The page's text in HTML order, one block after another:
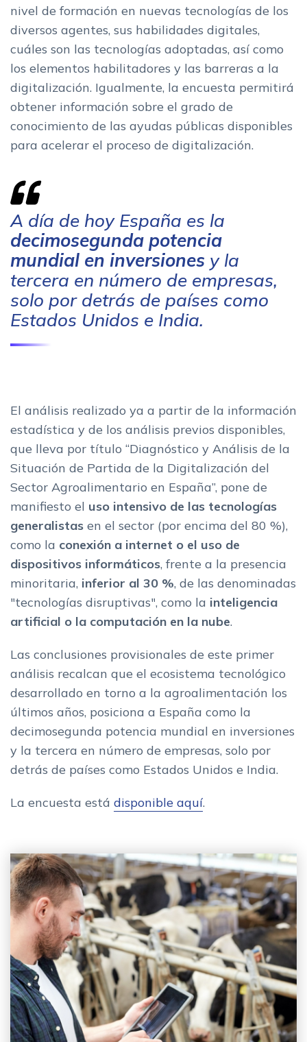
nivel de formación en nuevas tecnologías de los
diversos agentes, sus habilidades digitales,
cuáles son las tecnologías adoptadas, así como
los elementos habilitadores y las barreras a la
digitalización. Igualmente, la encuesta permitirá
obtener información sobre el grado de
conocimiento de las ayudas públicas disponibles
para acelerar el proceso de digitalización.
A día de hoy España es la
decimosegunda potencia
mundial en inversiones y la
tercera en número de empresas,
solo por detrás de países como
Estados Unidos e India.
El análisis realizado ya a partir de la información
estadística y de los análisis previos disponibles,
que lleva por título “Diagnóstico y Análisis de la
Situación de Partida de la Digitalización del
Sector Agroalimentario en España”, pone de
manifiesto el uso intensivo de las tecnologías
generalistas en el sector (por encima del 80 %),
como la conexión a internet o el uso de
dispositivos informáticos, frente a la presencia
minoritaria, inferior al 30 %, de las denominadas
"tecnologías disruptivas", como la inteligencia
artificial o la computación en la nube.
​​Las conclusiones provisionales de este primer
análisis recalcan que el ecosistema tecnológico
desarrollado en torno a la agroalimentación los
últimos años, posiciona a España como la
decimosegunda potencia mundial en inversiones
y la tercera en número de empresas, solo por
detrás de países como Estados Unidos e India.
La encuesta está disponible aquí.